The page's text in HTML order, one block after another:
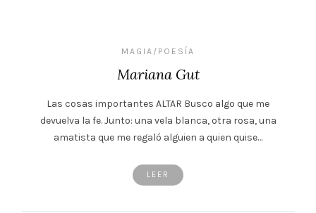
MAGIA/POESÍA
Mariana Gut
Las cosas importantes ALTAR Busco algo que me
devuelva la fe. Junto: una vela blanca, otra rosa, una
amatista que me regaló alguien a quien quise…
LEER